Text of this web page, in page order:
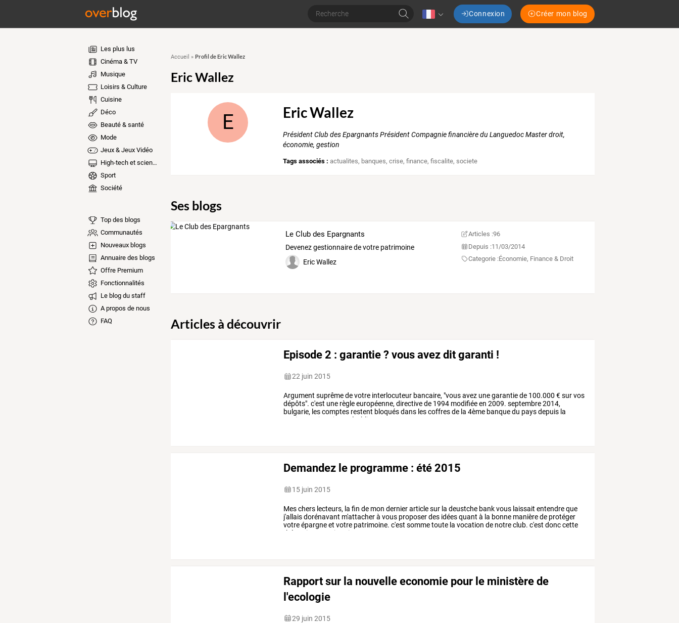
Connexion Créer mon blog
Les plus lus
Cinéma & TV
Musique
Loisirs & Culture
Cuisine
Déco
Beauté & santé
Mode
Jeux & Jeux Vidéo
High-tech et sciences
Sport
Société
Top des blogs
Communautés
Nouveaux blogs
Annuaire des blogs
Offre Premium
Fonctionnalités
Le blog du staff
A propos de nous
FAQ
Accueil » Profil de Eric Wallez
Eric Wallez
E Eric Wallez
Président Club des Epargnants Président Compagnie financière du Languedoc Master droit,
économie, gestion
Tags associés : actualites, banques,crise,finance,fiscalite,societe
Ses blogs
Le Club des Epargnants
Devenez gestionnaire de votre patrimoine
Eric Wallez
Articles :96
Depuis :11/03/2014
Categorie :Économie, Finance & Droit
Articles à découvrir
Episode 2 : garantie ? vous avez dit garanti !
22 juin 2015
Argument suprêmedevotre interlocuteur bancaire, "vousavez unegarantiede 100.000 €survos
dépôts". c'est une règleeuropéenne, directivede 1994 modifiéeen 2009. septembre2014,
bulgarie, lescomptes restent bloquésdans lescoffresde la 4ème banquedu paysdepuis la
panique
qui mis établissement
Demandez le programme : été 2015
15 juin 2015
Meschers lecteurs, la fin de mon dernierarticlesur la deustche bankvous laissait entendreque
j'allaisdorénavant m'attacherà vous proposerdes idéesquant à la bonne manièrede protéger
votreépargneet votre patrimoine. c'est sommetoute la vocation de notreclub. c'est donccette
thématique
je vais
Rapport sur la nouvelle economie pour le ministère de
l'ecologie
29 juin 2015